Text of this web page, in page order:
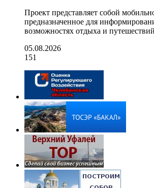
Проект представляет собой
предназначенное для
возможностях отдыха и
05.08.2026
151